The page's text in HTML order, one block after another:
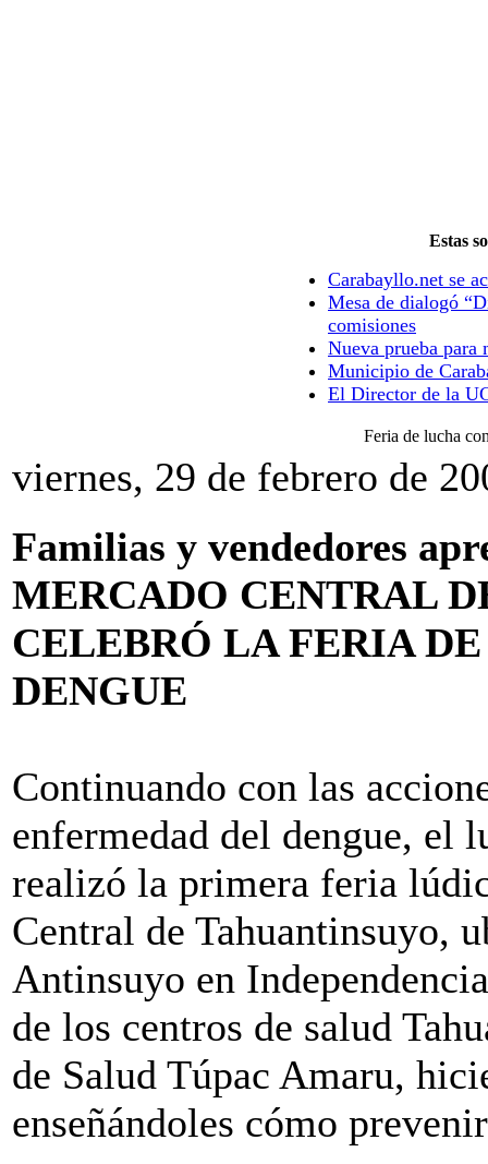
Estas
Carabayllo.net se
Mesa de dialogó
comisiones
Nueva prueba para
Municipio de
El Director de la
Feria de lucha
viernes, 29 de febrero de
Familias y vendedores
MERCADO CENTRAL
CELEBRÓ LA FERIA
DENGUE
Continuando con las
enfermedad del dengue, el
realizó la primera feria
Central de Tahuantinsuyo,
Antinsuyo en
de los centros de salud
de Salud Túpac Amaru,
enseñándoles cómo